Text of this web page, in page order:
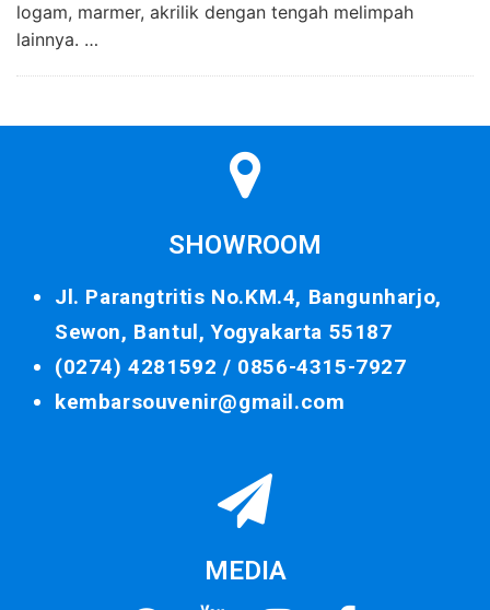
logam, marmer, akrilik dengan tengah melimpah
lainnya. …
SHOWROOM
Jl. Parangtritis No.KM.4, Bangunharjo,
Sewon, Bantul, Yogyakarta 55187
(0274) 4281592 / 0856-4315-7927
kembarsouvenir@gmail.com
MEDIA